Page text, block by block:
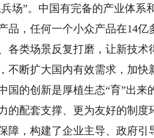
兵场”。中国有完备的产业体
品，任何一个小众产品在14
各类场景反复打磨，让新技
不断扩大国内有效需求，加快
的创新是厚植生态“育”出来
的配套支撑、更为友好的制
障，构建了企业主导、政府